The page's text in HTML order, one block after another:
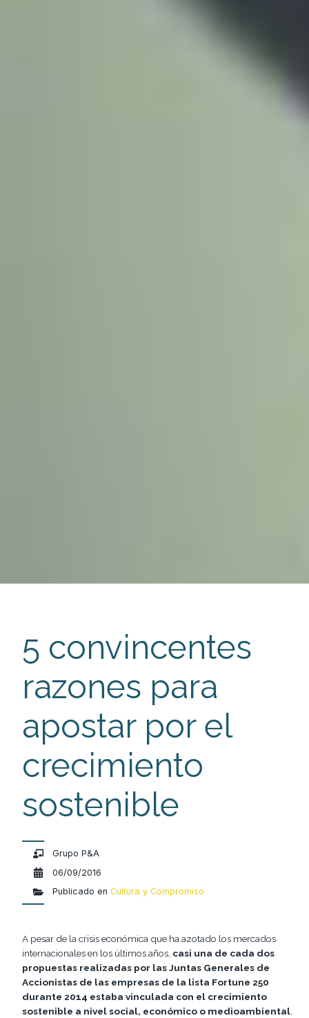
5 convincentes
razones para
apostar por el
crecimiento
sostenible
Grupo P&A
06/09/2016
Publicado en Cultura y Compromiso
A pesar de la crisis económica que ha azotado los mercados
internacionales en los últimos años, casi una de cada dos
propuestas realizadas por las Juntas Generales de
Accionistas de las empresas de la lista Fortune 250
durante 2014 estaba vinculada con el crecimiento
sostenible a nivel social, económico o medioambiental